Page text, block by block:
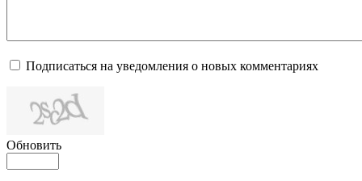
Подписаться на уведомления о новых комментариях
Обновить